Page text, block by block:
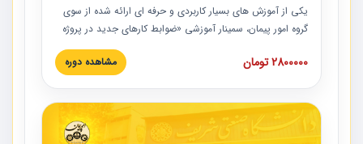
یکی از آموزش‏‏‏‏‏‏ های بسیار کاربردی و حرفه‏ ای ارائه شده از سوی
گروه امور پیمان، سمینار آموزشی «ضوابط کارهای جدید در پروژه
های عمرانی» چالش ها، تخلفات و راه حل ها با نگرش قراردادی
است که در محل سندیکای شرکت های ساختمانی کشور ارائه شد.
مدارک پیمان به همراه تجربیات عملی ارائه شده است.
2800000 تومان مشاهده دوره